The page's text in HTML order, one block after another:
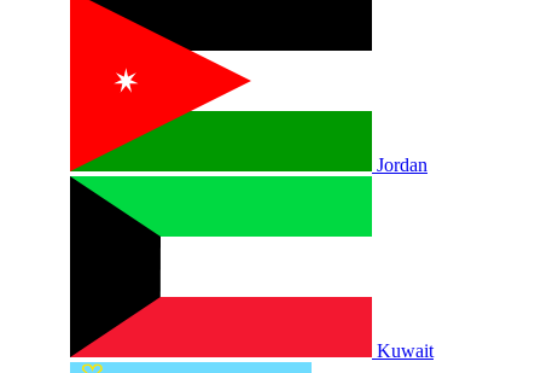
Jordan
Kuwait